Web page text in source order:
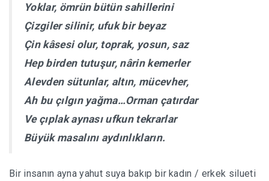
Yoklar, ömrün bütün sahillerini
Çizgiler silinir, ufuk bir beyaz
Çin kâsesi olur, toprak, yosun, saz
Hep birden tutuşur, nârin kemerler
Alevden sütunlar, altın, mücevher,
Ah bu çılgın yağma…Orman çatırdar
Ve çıplak aynası ufkun tekrarlar
Büyük masalını aydınlıkların.
Bir insanın ayna yahut suya bakıp bir kadın / erkek silueti